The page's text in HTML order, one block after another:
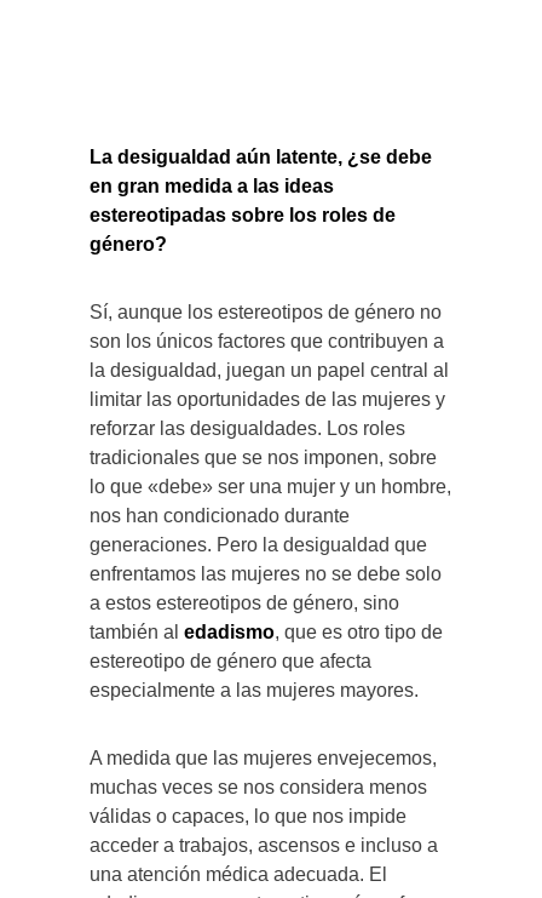
La desigualdad aún latente, ¿se debe
en gran medida a las ideas
estereotipadas sobre los roles de
género?
Sí, aunque los estereotipos de género no
son los únicos factores que contribuyen a
la desigualdad, juegan un papel central al
limitar las oportunidades de las mujeres y
reforzar las desigualdades. Los roles
tradicionales que se nos imponen, sobre
lo que «debe» ser una mujer y un hombre,
nos han condicionado durante
generaciones. Pero la desigualdad que
enfrentamos las mujeres no se debe solo
a estos estereotipos de género, sino
también al edadismo, que es otro tipo de
estereotipo de género que afecta
especialmente a las mujeres mayores.
A medida que las mujeres envejecemos,
muchas veces se nos considera menos
válidas o capaces, lo que nos impide
acceder a trabajos, ascensos e incluso a
una atención médica adecuada. El